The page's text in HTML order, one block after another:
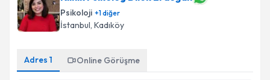
Psikoloji +1diğer
İstanbul, Kadıköy
Adres 1 Online Görüşme